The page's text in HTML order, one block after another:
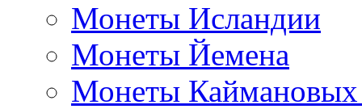
Монеты Исландии
Монеты Йемена
Монеты Каймановых